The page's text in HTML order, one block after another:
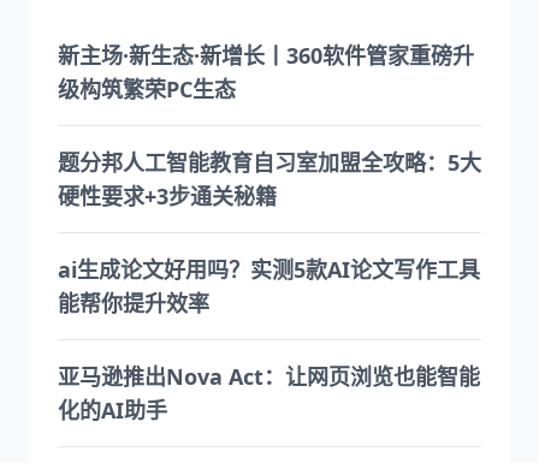
新主场·新生态·新增长丨360软件管家重磅升
级构筑繁荣PC生态
题分邦人工智能教育自习室加盟全攻略：5大
硬性要求+3步通关秘籍
ai生成论文好用吗？实测5款AI论文写作工具
能帮你提升效率
亚马逊推出Nova Act：让网页浏览也能智能
化的AI助手